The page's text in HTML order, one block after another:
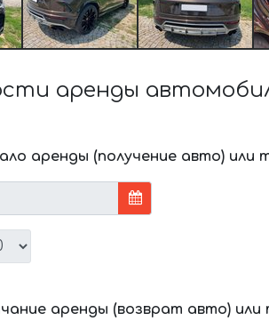
аренды
аренды (получение авто) или
аренды (возврат авто)